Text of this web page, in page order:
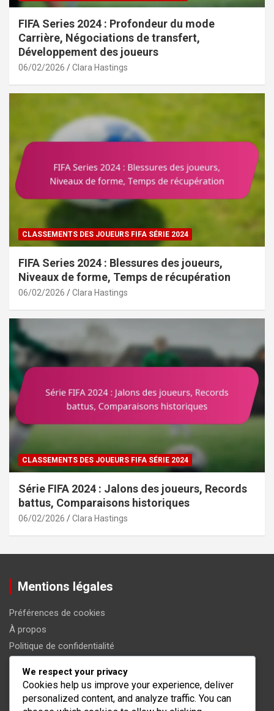
FIFA Series 2024 : Profondeur du mode
Carrière, Négociations de transfert,
Développement des joueurs
06/02/2026 Clara Hastings
CLASSEMENTS DES JOUEURS FIFA SÉRIE 2024
FIFA Series 2024 : Blessures des joueurs,
Niveaux de forme, Temps de récupération
06/02/2026 Clara Hastings
CLASSEMENTS DES JOUEURS FIFA SÉRIE 2024
Série FIFA 2024 : Jalons des joueurs, Records
battus, Comparaisons historiques
06/02/2026 Clara Hastings
Mentions légales
Préférences de cookies
À propos
Politique de confidentialité
Contactez-nous
We respect your privacy
Cookies help us improve your experience, deliver
personalized content, and analyze traffic. You can